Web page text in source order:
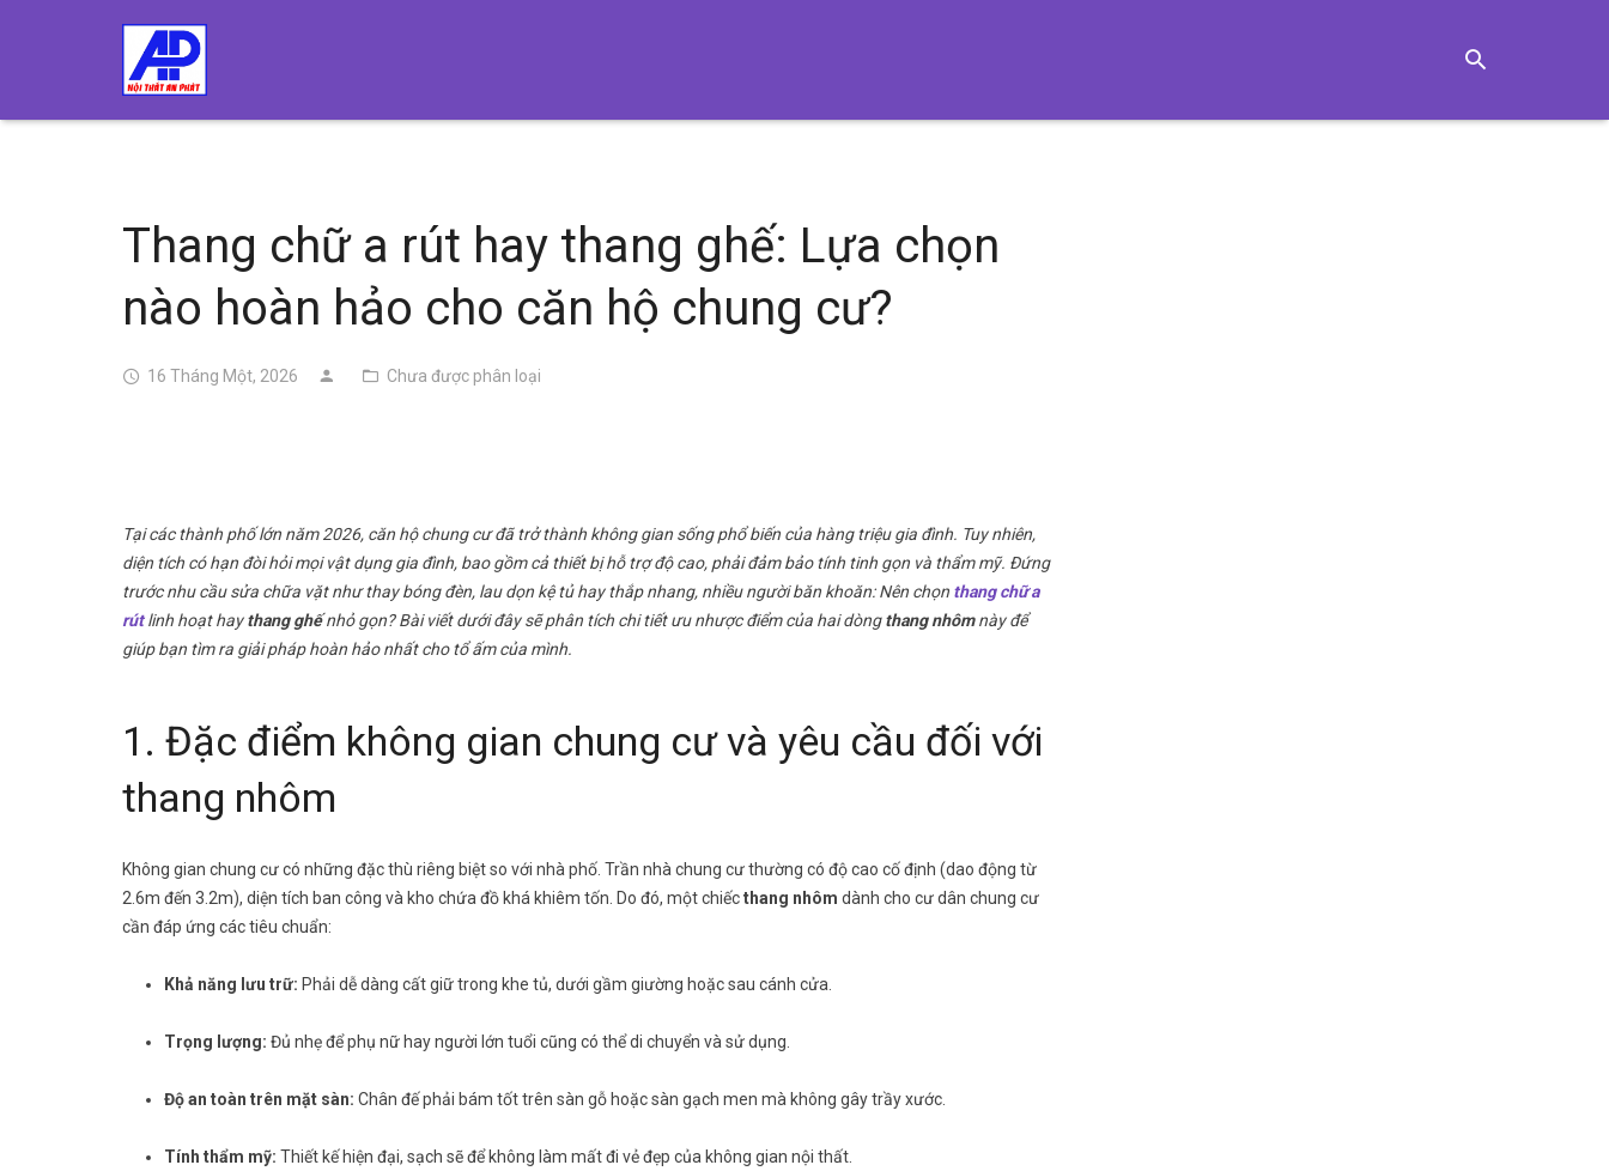
Thang chữ a rút hay thang ghế: Lựa chọn
nào hoàn hảo cho căn hộ chung cư?
16 Tháng Một, 2026 Chưa được phân loại
Tại các thành phố lớn năm 2026, căn hộ chung cư đã trở thành không gian sống phổ biến của hàng triệu gia đình. Tuy nhiên,
diện tích có hạn đòi hỏi mọi vật dụng gia đình, bao gồm cả thiết bị hỗ trợ độ cao, phải đảm bảo tính tinh gọn và thẩm mỹ. Đứng
trước nhu cầu sửa chữa vặt như thay bóng đèn, lau dọn kệ tủ hay thắp nhang, nhiều người băn khoăn: Nên chọn thang chữ a
rútlinh hoạt haythang ghếnhỏ gọn? Bài viết dưới đây sẽ phân tích chi tiết ưu nhược điểm của hai dòngthang nhômnày để
giúp bạn tìm ra giải pháp hoàn hảo nhất cho tổ ấm của mình.
1. Đặc điểm không gian chung cư và yêu cầu đối với
thang nhôm
Không gian chung cư có những đặc thù riêng biệt so với nhà phố. Trần nhà chung cư thường có độ cao cố định (dao động từ
2.6m đến 3.2m), diện tích ban công và kho chứa đồ khá khiêm tốn. Do đó, một chiếcthang nhôm dành cho cư dân chung cư
cần đáp ứng các tiêu chuẩn:
Khả năng lưu trữ: Phải dễ dàng cất giữ trong khe tủ, dưới gầm giường hoặc sau cánh cửa.
Trọng lượng: Đủ nhẹ để phụ nữ hay người lớn tuổi cũng có thể di chuyển và sử dụng.
Độ an toàn trên mặt sàn: Chân đế phải bám tốt trên sàn gỗ hoặc sàn gạch men mà không gây trầy xước.
Tính thẩm mỹ: Thiết kế hiện đại, sạch sẽ để không làm mất đi vẻ đẹp của không gian nội thất.